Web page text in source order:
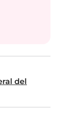
del